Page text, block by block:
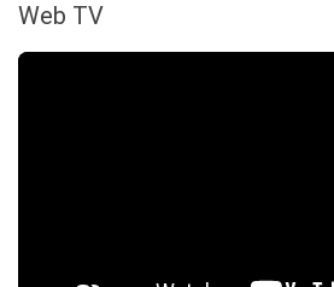
Web TV